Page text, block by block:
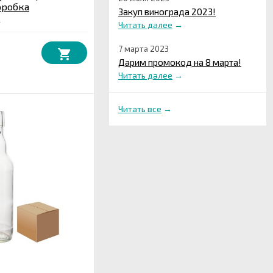
Закуп винограда 2023!
Читать далее →
7 марта 2023
Дарим промокод на 8 марта!
Читать далее →
Читать все →